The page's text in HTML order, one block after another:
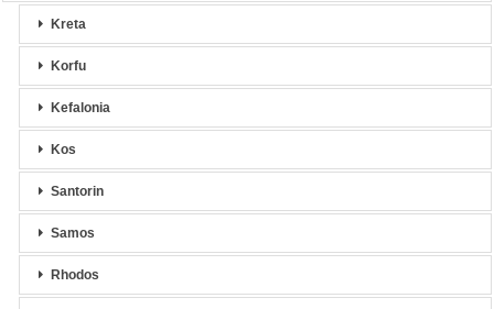
Kreta
Korfu
Kefalonia
Kos
Santorin
Samos
Rhodos